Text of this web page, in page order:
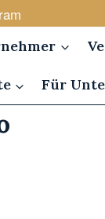
Für